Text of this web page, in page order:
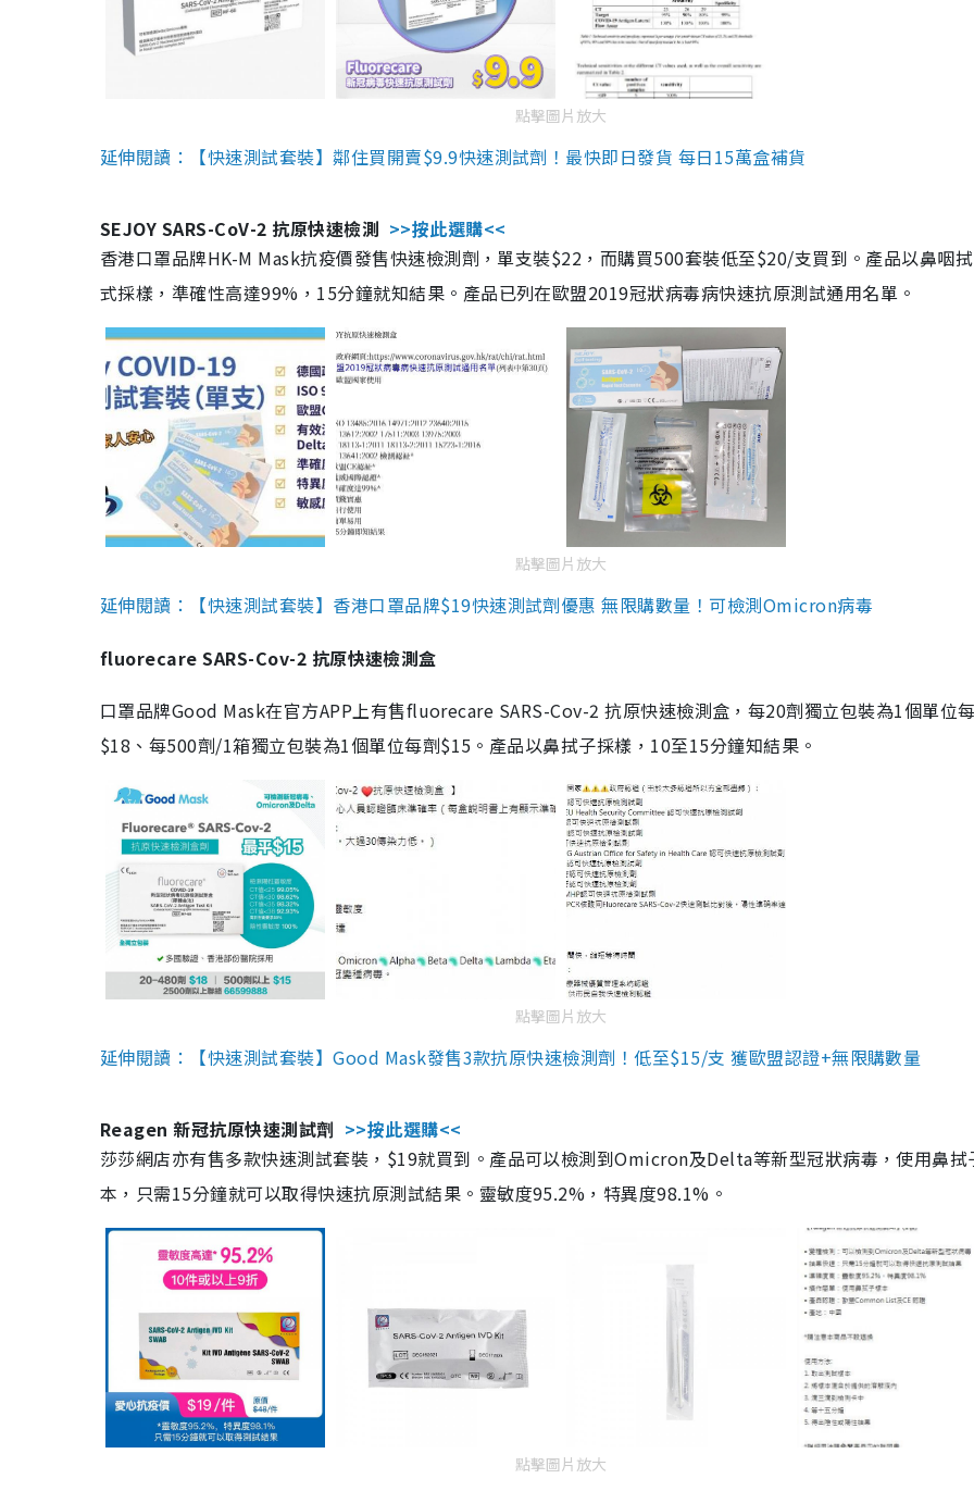
點擊圖片放大
延伸閱讀：【快速測試套裝】鄰住買開賣$9.9快速測試劑！最快即日發貨 每日15萬盒補貨
SEJOY SARS-CoV-2 抗原快速檢測 >>按此選購<<
香港口罩品牌HK-M Mask抗疫價發售快速檢測劑，單支裝$22，而購買500套裝低至$20/支買到。產品以鼻咽
式採樣，準確性高達99%，15分鐘就知結果。產品已列在歐盟2019冠狀病毒病快速抗原測試通用名單。
點擊圖片放大
延伸閱讀：【快速測試套裝】香港口罩品牌$19快速測試劑優惠 無限購數量！可檢測Omicron病毒
fluorecare SARS-Cov-2 抗原快速檢測盒
口罩品牌Good Mask在官方APP上有售fluorecare SARS-Cov-2 抗原快速檢測盒，每20劑獨立包裝為1個單位
$18、每500劑/1箱獨立包裝為1個單位每劑$15。產品以鼻拭子採樣，10至15分鐘知結果。
點擊圖片放大
延伸閱讀：【快速測試套裝】Good Mask發售3款抗原快速檢測劑！低至$15/支 獲歐盟認證+無限購數量
Reagen 新冠抗原快速測試劑 >>按此選購<<
莎莎網店亦有售多款快速測試套裝，$19就買到。產品可以檢測到Omicron及Delta等新型冠狀病毒，使用鼻拭
本，只需15分鐘就可以取得快速抗原測試結果。靈敏度95.2%，特異度98.1%。
點擊圖片放大